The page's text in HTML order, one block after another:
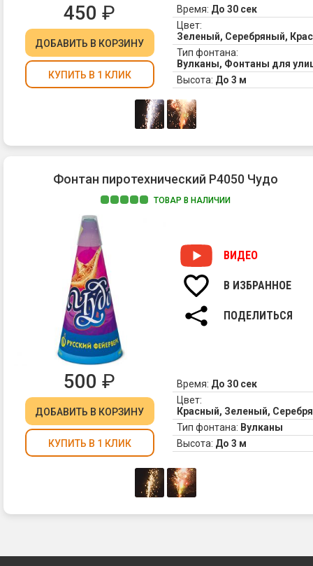
450 ₽
ДОБАВИТЬ В КОРЗИНУ
КУПИТЬ В 1 КЛИК
Время: До 30 сек
Цвет:
Зеленый, Серебряный,
Тип фонтана:
Вулканы, Фонтаны для
Высота: До 3 м
Фонтан пиротехнический Р4050 Чудо
ТОВАР В НАЛИЧИИ
ВИДЕО
В ИЗБРАННОЕ
ПОДЕЛИТЬСЯ
500 ₽
ДОБАВИТЬ В КОРЗИНУ
КУПИТЬ В 1 КЛИК
Время: До 30 сек
Цвет:
Красный, Зеленый,
Тип фонтана: Вулканы
Высота: До 3 м